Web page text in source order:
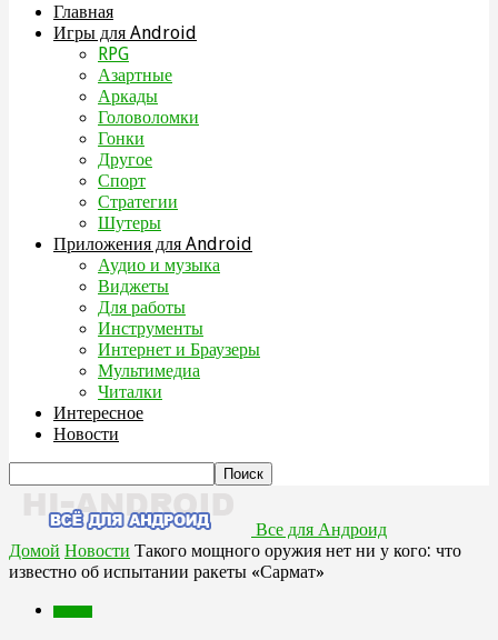
Главная
Игры для Android
RPG
Азартные
Аркады
Головоломки
Гонки
Другое
Спорт
Стратегии
Шутеры
Приложения для Android
Аудио и музыка
Виджеты
Для работы
Инструменты
Интернет и Браузеры
Мультимедиа
Читалки
Интересное
Новости
Все для Андроид
Домой Новости Такого мощного оружия нет ни у кого: что
известно об испытании ракеты «Сармат»